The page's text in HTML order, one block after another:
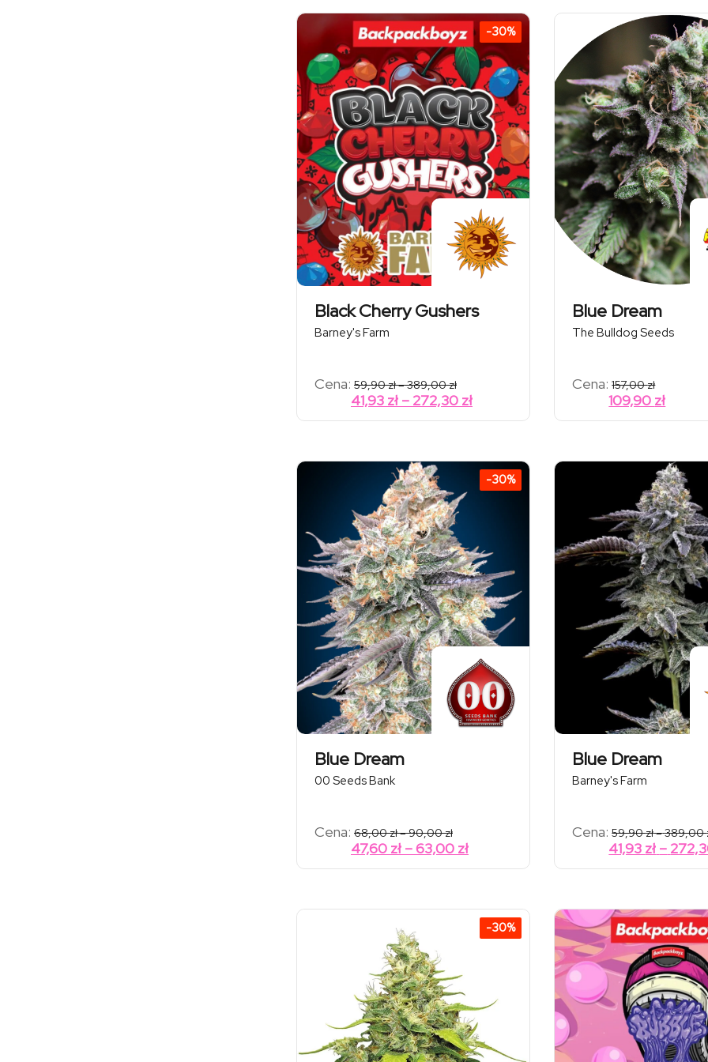
236,24 zł
-30%
Black Cherry Gushers
Barney's Farm
Cena: 59,90zł–389,00złZakres
cen:
od
59,90 zł
41,93 zł – 272,30 złZakres
cen:
do
272,30 zł
Blue Dream
The Bulldog Seeds
Cena: 157,00zł
109,90 zł
-30%
Blue Dream
00 Seeds Bank
Cena: 68,00zł–90,00złZakres
cen:
od
68,00 zł
47,60 zł –63,00 złZakres
cen:
do
63,00 zł
Blue Dream
Barney's Farm
Cena: 59,90zł–389,00
41,93 zł –
-30%